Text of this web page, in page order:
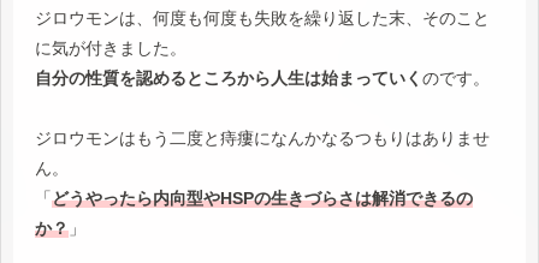
ジロウモンは、何度も何度も失敗を繰り返した末、そのこと
に気が付きました。
自分の性質を認めるところから人生は始まっていく のです。
ジロウモンはもう二度と痔瘻になんかなるつもりはありませ
ん。
「どうやったら内向型やHSPの生きづらさは解消できるの
か？ 」